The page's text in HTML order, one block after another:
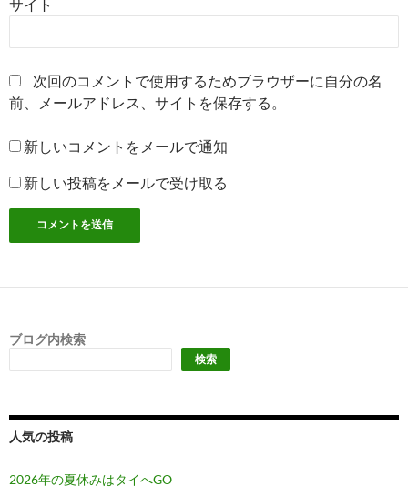
サイト
次回のコメントで使用するためブラウザーに自分の名
前、メールアドレス、サイトを保存する。
新しいコメントをメールで通知
新しい投稿をメールで受け取る
ブログ内検索
検索
人気の投稿
2026年の夏休みはタイへGO